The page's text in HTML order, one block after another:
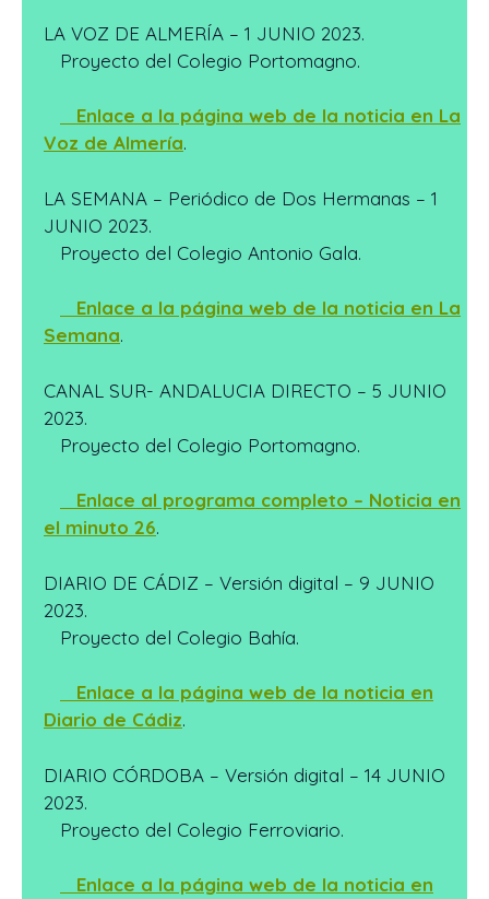
LA VOZ DE ALMERÍA – 1 JUNIO 2023.
Proyecto del Colegio Portomagno.
Enlace a la página web de la noticia en La
Voz de Almería.
LA SEMANA – Periódico de Dos Hermanas – 1
JUNIO 2023.
Proyecto del Colegio Antonio Gala.
Enlace a la página web de la noticia en La
Semana.
CANAL SUR- ANDALUCIA DIRECTO – 5 JUNIO
2023.
Proyecto del Colegio Portomagno.
Enlace al programa completo – Noticia en
el minuto 26.
DIARIO DE CÁDIZ – Versión digital – 9 JUNIO
2023.
Proyecto del Colegio Bahía.
Enlace a la página web de la noticia en
Diario de Cádiz.
DIARIO CÓRDOBA – Versión digital – 14 JUNIO
2023.
Proyecto del Colegio Ferroviario.
Enlace a la página web de la noticia en